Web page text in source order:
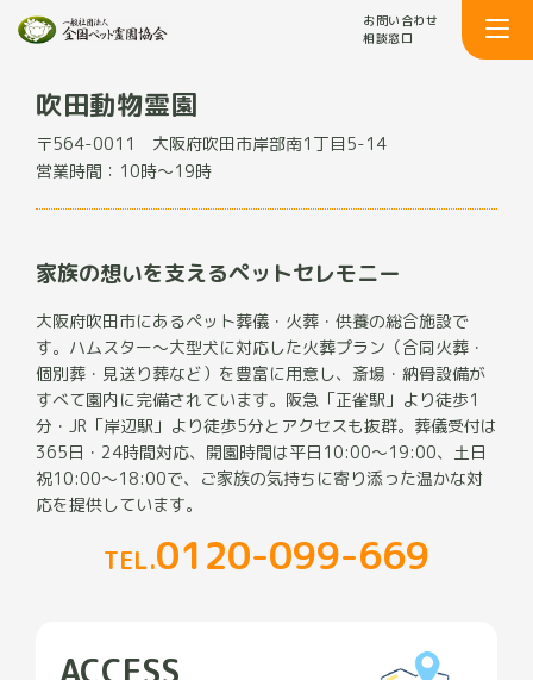
お問い合わせ
相談窓口
吹田動物霊園
〒564-0011
大阪府吹田市岸部南1丁目5-14
営業時間：10時～19時
家族の想いを支えるペットセレモニー
大阪府吹田市にあるペット葬儀・火葬・供養の総合施設で
す。ハムスター〜大型犬に対応した火葬プラン（合同火葬・
個別葬・見送り葬など）を豊富に用意し、斎場・納骨設備が
すべて園内に完備されています。阪急「正雀駅」より徒歩1
分・JR「岸辺駅」より徒歩5分とアクセスも抜群。葬儀受付は
365日・24時間対応、開園時間は平日10:00〜19:00、土日
祝10:00〜18:00で、ご家族の気持ちに寄り添った温かな対
応を提供しています。
TEL.0120-099-669